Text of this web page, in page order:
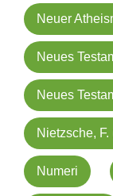
Neuer
Neues
Neues
Nietzsche,
Numeri